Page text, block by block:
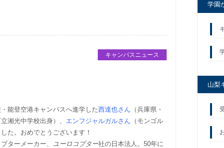
キャンパスニュース
能登空港キャンパスへ進学した西達也さん （兵庫県・
湘光中学校出身）、 エンフジャルガルさん （モンゴル
た。おめでとうございます！
ターメーカー、 ユーロコプター社の日本法人。50年に
学園
山梨